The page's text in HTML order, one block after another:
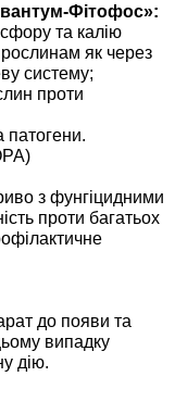
Фітофос»:
та калію
рослинам як через
систему;
проти
патогени.
з фунгіцидними
проти багатьох
до появи та
випадку
дію.